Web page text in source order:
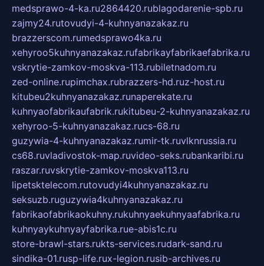
medsprawo-4-ka.ru2864420.rublagodarenie-spb.ru
zajmy24.rutovudyi-4-kuhnyanazakaz.ru
brazzerscom.rumedsprawo4ka.ru
xehyroo5kuhnyanazakaz.rufabrikayfabrikaefabrika.ru
vskrytie-zamkov-moskva-113.rubiletnadom.ru
zed-online.rupimchax.rubrazzers-hd.ruz-host.ru
kitubeu2kuhnyanazakaz.runaperekate.ru
kuhnyaofabrikaufabrik.rukitubeu-2-kuhnyanazakaz.ru
xehyroo-5-kuhnyanazakaz.rucs-68.ru
guzywia-4-kuhnyanazakaz.rumir-tk.ruvlknrussia.ru
cs68.ruvladivostok-map.ruvideo-seks.rubankaribi.ru
raszar.ruvskrytie-zamkov-moskva113.ru
lipetsktelecom.rutovudyi4kuhnyanazakaz.ru
seksuzb.ruguzywia4kuhnyanazakaz.ru
fabrikaofabrikaokuhny.rukuhnyaekuhnyaafabrika.ru
kuhnyaykuhnyayfabrika.rue-abis1c.ru
store-brawl-stars.rukts-services.rudark-sand.ru
sindika-01.rusp-life.rux-legion.rusib-archives.ru